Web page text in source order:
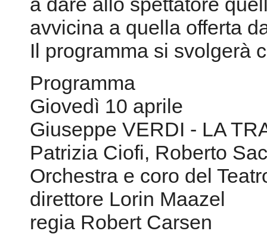
avvicina a quella offerta
Il programma si svolgerà
Programma
Giovedì 10 aprile
Giuseppe VERDI - LA
Patrizia Ciofi, Roberto
Orchestra e coro del
direttore Lorin Maazel
regia Robert Carsen